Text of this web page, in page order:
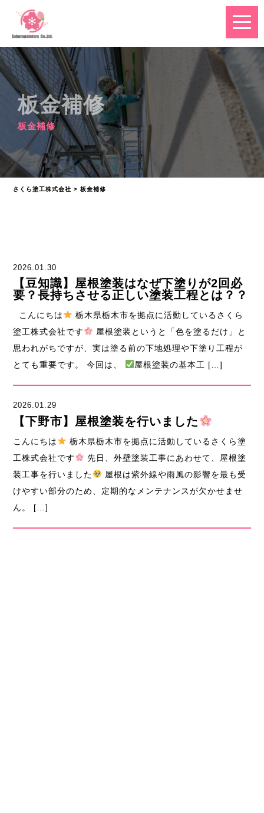
板金補修
板金補修
さくら塗工株式会社 >板金補修
2026.01.30
【豆知識】屋根塗装はなぜ下塗りが2回必
要？長持ちさせる正しい塗装工程とは？？
こんにちは
栃木県栃木市を拠点に活動しているさくら
塗工株式会社です
屋根塗装というと「色を塗るだけ」と
思われがちですが、実は塗る前の下地処理や下塗り工程が
とても重要です。 今回は、
屋根塗装の基本工 […]
2026.01.29
【下野市】屋根塗装を行いました
こんにちは
栃木県栃木市を拠点に活動しているさくら塗
工株式会社です
先日、外壁塗装工事にあわせて、屋根塗
装工事を行いました
屋根は紫外線や雨風の影響を最も受
けやすい部分のため、定期的なメンテナンスが欠かせませ
ん。 […]